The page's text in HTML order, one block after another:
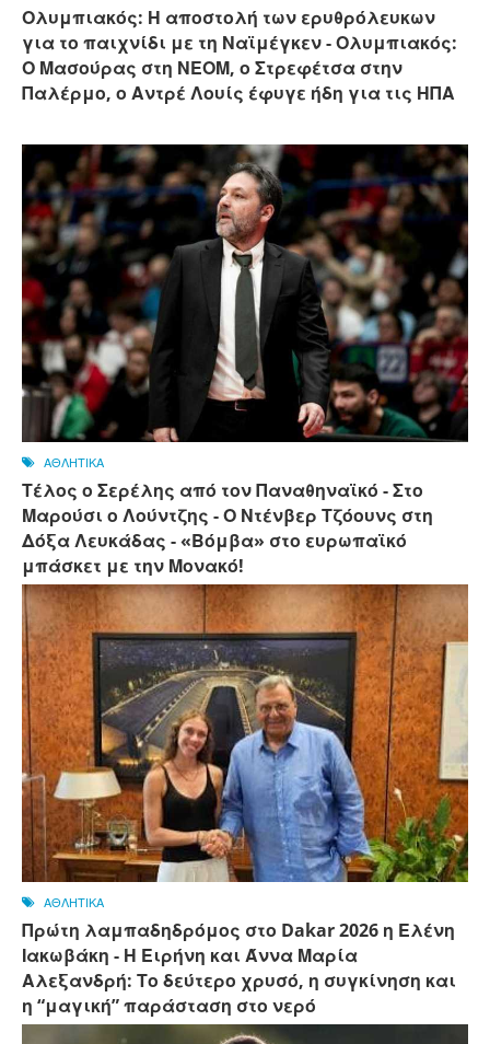
Ολυμπιακός: Η αποστολή των ερυθρόλευκων
για το παιχνίδι με τη Ναϊμέγκεν - Ολυμπιακός:
Ο Μασούρας στη ΝΕΟΜ, ο Στρεφέτσα στην
Παλέρμο, ο Αντρέ Λουίς έφυγε ήδη για τις ΗΠΑ
ΑΘΛΗΤΙΚΑ
Τέλος ο Σερέλης από τον Παναθηναϊκό - Στο
Μαρούσι ο Λούντζης - Ο Ντένβερ Τζόουνς στη
Δόξα Λευκάδας - «Βόμβα» στο ευρωπαϊκό
μπάσκετ με την Μονακό!
ΑΘΛΗΤΙΚΑ
Πρώτη λαμπαδηδρόμος στο Dakar 2026 η Ελένη
Ιακωβάκη - Η Ειρήνη και Άννα Μαρία
Αλεξανδρή: Το δεύτερο χρυσό, η συγκίνηση και
η “μαγική” παράσταση στο νερό